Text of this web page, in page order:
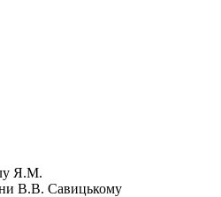
Я.М.
В.В. Савицькому